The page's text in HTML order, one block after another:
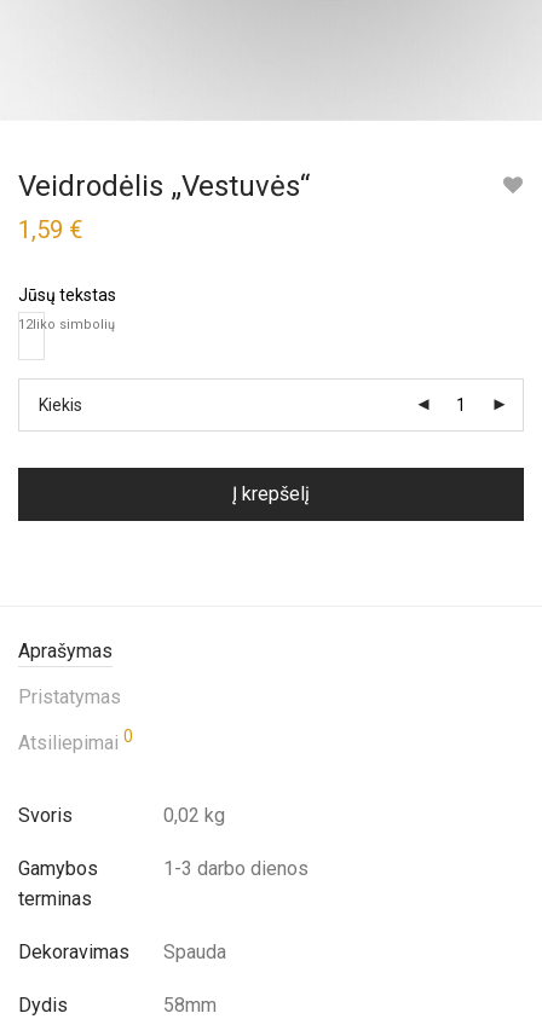
Veidrodėlis „Vestuvės“
1,59 €
Jūsų tekstas
12liko simbolių
Kiekis
Į krepšelį
Aprašymas
Pristatymas
Atsiliepimai 0
Svoris 0,02 kg
Gamybos
terminas
1-3 darbo dienos
Dekoravimas Spauda
Dydis 58mm